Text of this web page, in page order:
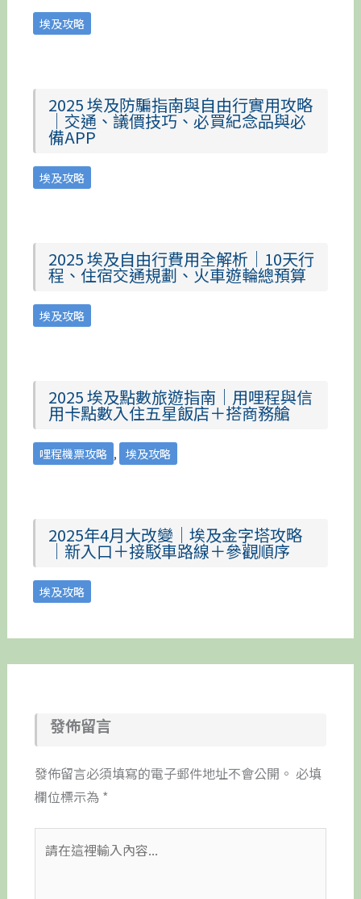
埃及攻略
2025 埃及防騙指南與自由行實用攻略
｜交通、議價技巧、必買紀念品與必
備APP
埃及攻略
2025 埃及自由行費用全解析｜10天行
程、住宿交通規劃、火車遊輪總預算
埃及攻略
2025 埃及點數旅遊指南｜用哩程與信
用卡點數入住五星飯店＋搭商務艙
哩程機票攻略 , 埃及攻略
2025年4月大改變｜埃及金字塔攻略
｜新入口＋接駁車路線＋參觀順序
埃及攻略
發佈留言
發佈留言必須填寫的電子郵件地址不會公開。 必填
欄位標示為 *
在